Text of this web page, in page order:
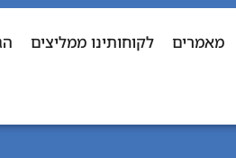
מאמרים לקוחותינו ממליצים